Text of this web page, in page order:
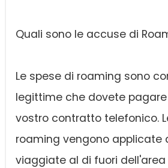
Quali sono le accuse di
Le spese di roaming sono
legittime che dovete
vostro contratto telefonico.
roaming vengono applicate
viaggiate al di fuori